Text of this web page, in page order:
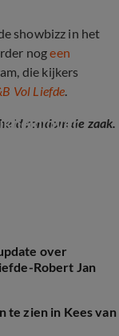
showbizz in het
nogeen
die kijkers
Vol Liefde.
rondom de zaak.
over
over
Robert Jan
te zien in Kees van